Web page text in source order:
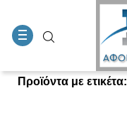
Προϊόντα με